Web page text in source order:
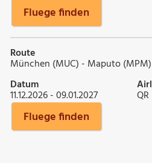
Fluege finden
Route
München (MUC) - Maputo (MPM)
Datum
11.12.2026 - 09.01.2027 QR
Fluege finden